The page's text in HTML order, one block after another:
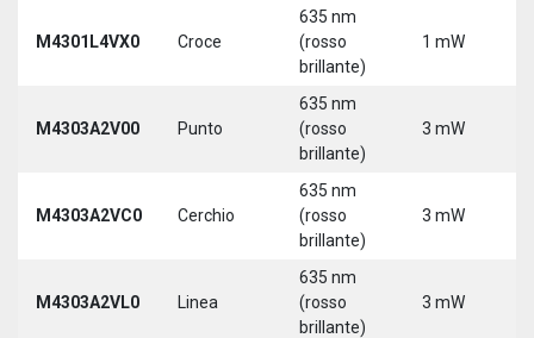
M4301L4VX0 Croce
635 nm
(rosso
brillante)
1 mW
M4303A2V00 Punto
635 nm
(rosso
brillante)
3 mW
M4303A2VC0 Cerchio
635 nm
(rosso
brillante)
3 mW
M4303A2VL0 Linea
635 nm
(rosso
brillante)
3 mW